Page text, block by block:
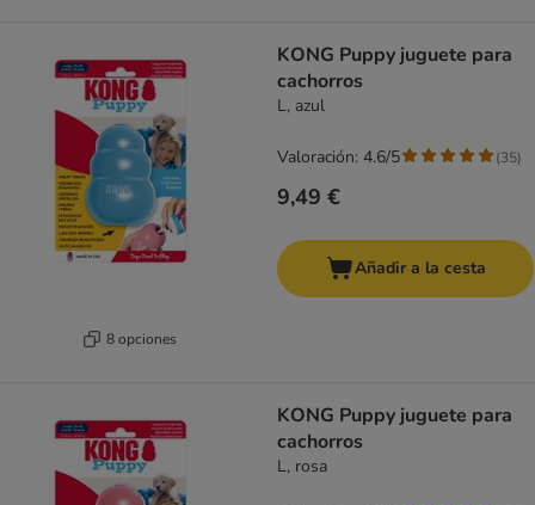
8 opciones
KONG Puppy juguete para
cachorros
L, azul
9,49 €
Valoración: 4.6/5 (35)
Añadir a la cesta
KONG Puppy juguete para
cachorros
L, rosa